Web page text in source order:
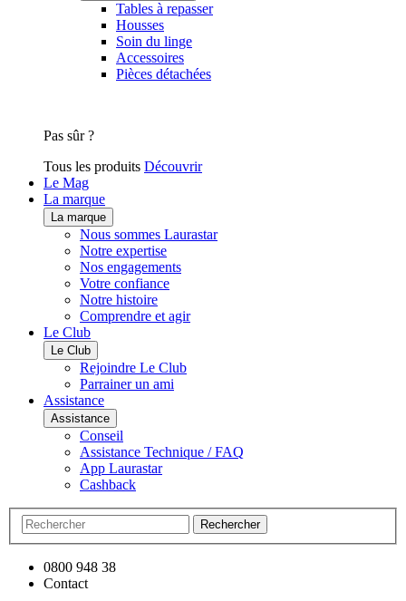
Tables à repasser
Housses
Soin du linge
Accessoires
Pièces détachées
Pas sûr ?
Tous les produits Découvrir
Le Mag
La marque
La marque
Nous sommes Laurastar
Notre expertise
Nos engagements
Votre confiance
Notre histoire
Comprendre et agir
Le Club
Le Club
Rejoindre Le Club
Parrainer un ami
Assistance
Assistance
Conseil
Assistance Technique / FAQ
App Laurastar
Cashback
Rechercher
0800 948 38
Contact